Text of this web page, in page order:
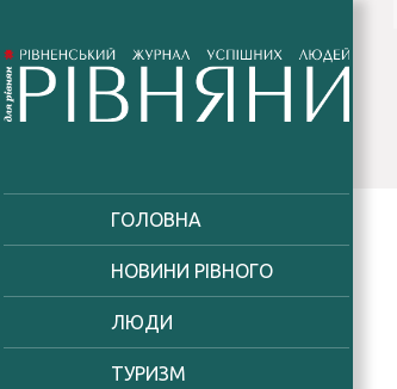
ГОЛОВНА
НОВИНИ РІВНОГО
ЛЮДИ
ТУРИЗМ